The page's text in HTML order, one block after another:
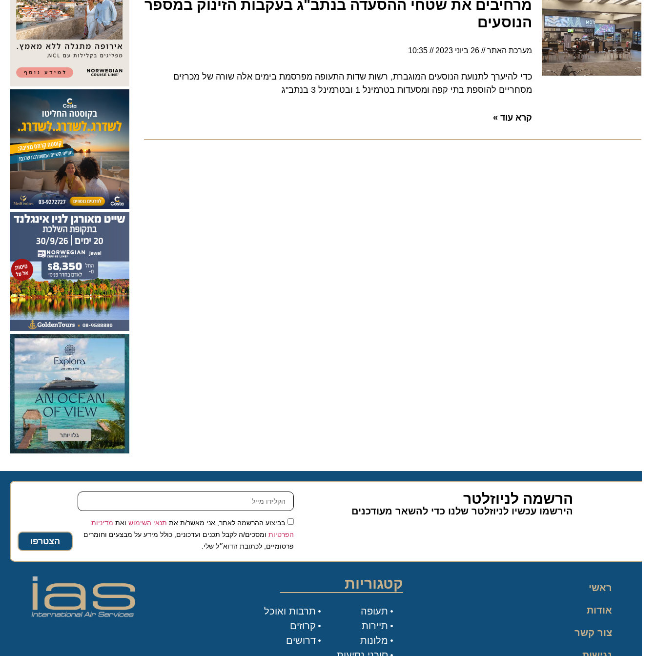
מרחיבים את שטחי ההסעדה בנתב"ג בעקבות הזינוק במספר
הנוסעים
מערכת האתר 26 ביוני 2023 10:35
כדי להיערך לתנועת הנוסעים המוגברת, רשות שדות התעופה מפרסמת בימים אלה שורה של מכרזים
מסחריים להוספת בתי קפה ומסעדות בטרמינל 1 ובטרמינל 3 בנתב"ג
קרא עוד »
הרשמה לניוזלטר
הירשמו עכשיו לניוזלטר שלנו כדי להשאר מעודכנים
בביצוע ההרשמה לאתר, אני מאשר/ת אתתנאי השימושואת מדיניות
הפרטיותומסכים/ה לקבל תכנים ועדכונים, כולל מידע על מבצעים וחומרים
פרסומיים, לכתובת הדוא״ל שלי.
הצטרפו
ראשי
אודות
צור קשר
קטגוריות
תעופה
תיירות
מלונות
תרבות ואוכל
קרוזים
דרושים